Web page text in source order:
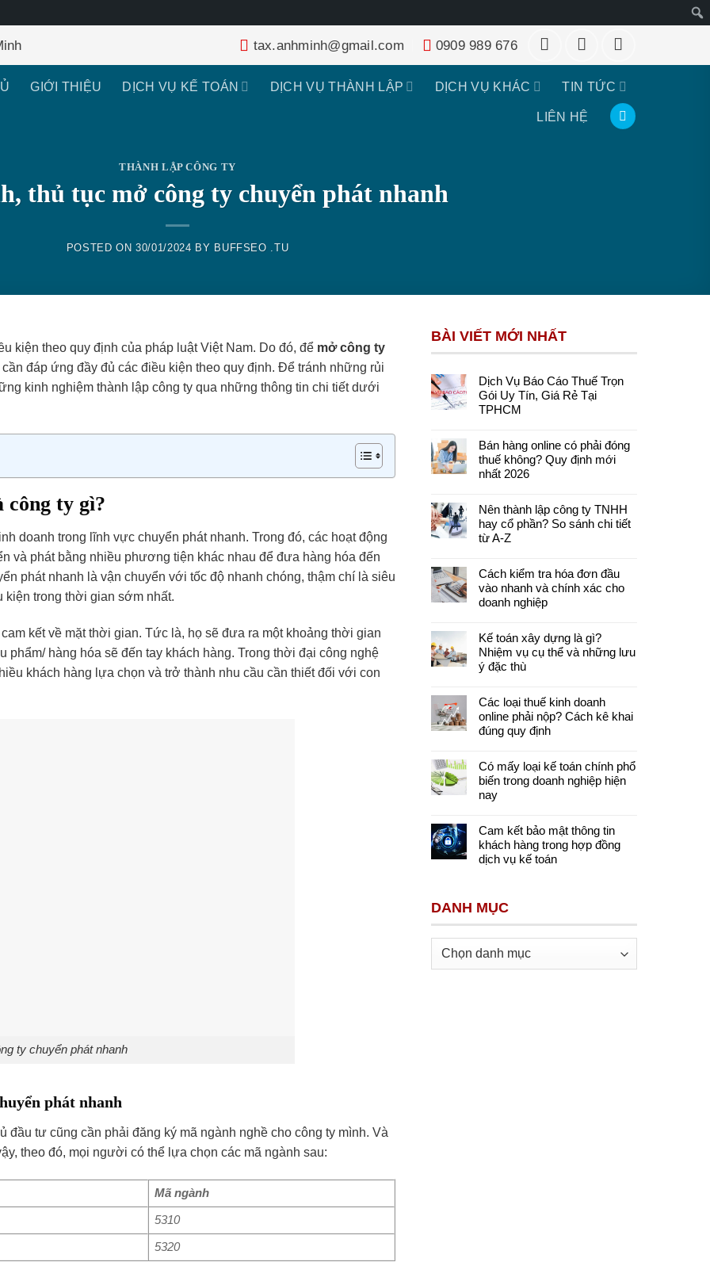
kiếm
tax.anhminh@gmail.com 0909 989 676
GIỚI THIỆU DỊCH VỤ KẾ TOÁN DỊCH VỤ THÀNH LẬP DỊCH VỤ KHÁC TIN TỨC
LIÊN HỆ
THÀNH LẬP CÔNG TY
thủ tục mở công ty chuyển phát nhanh
POSTED ON30/01/2024 BY BUFFSEO .TU
kiện theo quy định của pháp luật Việt Nam. Do đó, để mở công ty
đáp ứng đầy đủ các điều kiện theo quy định. Để tránh những rủi
kinh nghiệm thành lập công ty qua những thông tin chi tiết dưới
công ty gì?
doanh trong lĩnh vực chuyển phát nhanh. Trong đó, các hoạt động
và phát bằng nhiều phương tiện khác nhau để đưa hàng hóa đến
phát nhanh là vận chuyển với tốc độ nhanh chóng, thậm chí là siêu
kiện trong thời gian sớm nhất.
kết về mặt thời gian. Tức là, họ sẽ đưa ra một khoảng thời gian
hàng hóa sẽ đến tay khách hàng. Trong thời đại công nghệ
khách hàng lựa chọn và trở thành nhu cầu cần thiết đối với con
ty chuyển phát nhanh
phát nhanh
tư cũng cần phải đăng ký mã ngành nghề cho công ty mình. Và
theo đó, mọi người có thể lựa chọn các mã ngành sau:
Mã ngành
5310
5320
BÀI VIẾT MỚI NHẤT
Dịch Vụ Báo Cáo Thuế Trọn
Gói Uy Tín, Giá Rẻ Tại
TPHCM
Bán hàng online có phải đóng
thuế không? Quy định mới
nhất 2026
Nên thành lập công ty TNHH
hay cổ phần? So sánh chi tiết
từ A-Z
Cách kiểm tra hóa đơn đầu
vào nhanh và chính xác cho
doanh nghiệp
Kế toán xây dựng là gì?
Nhiệm vụ cụ thể và những lưu
ý đặc thù
Các loại thuế kinh doanh
online phải nộp? Cách kê khai
đúng quy định
Có mấy loại kế toán chính phổ
biến trong doanh nghiệp hiện
nay
Cam kết bảo mật thông tin
khách hàng trong hợp đồng
dịch vụ kế toán
DANH MỤC
Danh